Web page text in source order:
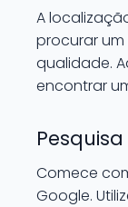
A
procurar
qualidade.
encontrar
Comece
Google.